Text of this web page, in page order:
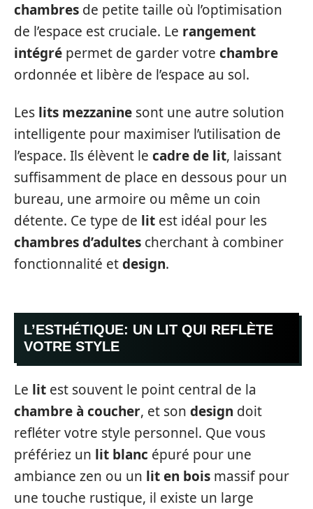
chambres de petite taille où l’optimisation
de l’espace est cruciale. Le rangement
intégré permet de garder votre chambre
ordonnée et libère de l’espace au sol.
Les lits mezzanine sont une autre solution
intelligente pour maximiser l’utilisation de
l’espace. Ils élèvent le cadre de lit, laissant
suffisamment de place en dessous pour un
bureau, une armoire ou même un coin
détente. Ce type de lit est idéal pour les
chambres d’adultes cherchant à combiner
fonctionnalité etdesign.
L’ESTHÉTIQUE: UN LIT QUI REFLÈTE
VOTRE STYLE
Le lit est souvent le point central de la
chambre à coucher, et son design doit
refléter votre style personnel. Que vous
préfériez un lit blanc épuré pour une
ambiance zen ou un lit en bois massif pour
une touche rustique, il existe un large